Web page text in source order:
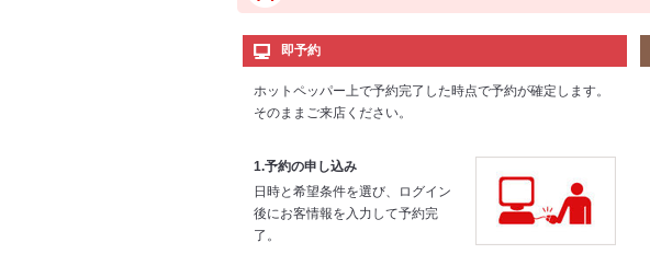
即予約
ホットペッパー上で予約完了した時点で予約が確定します。
そのままご来店ください。
1.予約の申し込み
日時と希望条件を選び、ログイン
後にお客情報を入力して予約完
了。